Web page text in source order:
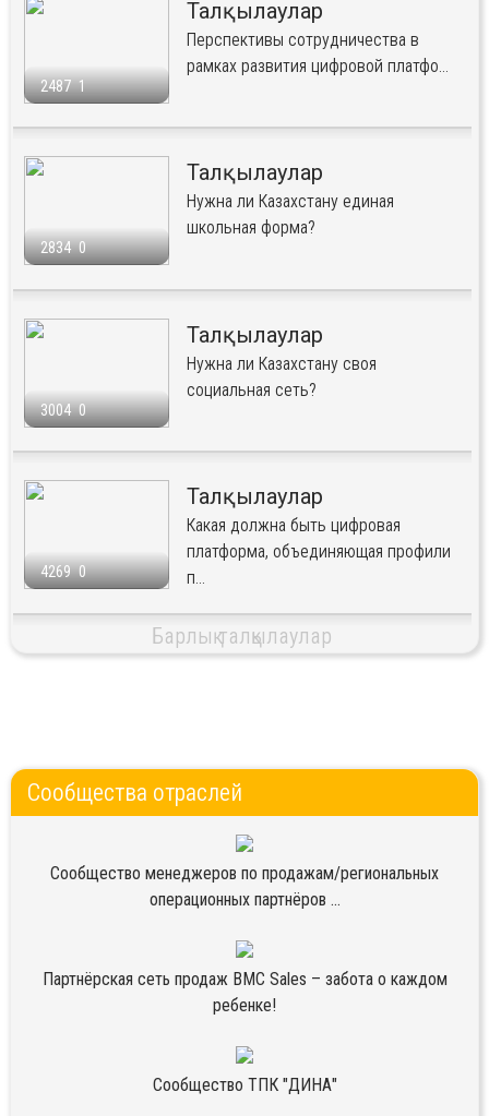
2487 1
Талқылаулар
Перспективы сотрудничества в
рамках развития цифровой платфо...
2834 0
Талқылаулар
Нужна ли Казахстану единая
школьная форма?
3004 0
Талқылаулар
Нужна ли Казахстану своя
социальная сеть?
4269 0
Талқылаулар
Какая должна быть цифровая
платформа, объединяющая профили
п...
Барлық талқылаулар
Сообщества отраслей
Сообщество менеджеров по продажам/региональных
операционных партнёров ...
Партнёрская сеть продаж BMC Sales – забота о каждом
ребенке!
Сообщество ТПК "ДИНА"